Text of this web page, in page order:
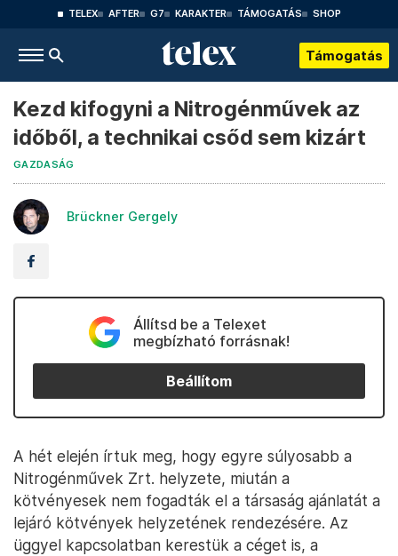
TELEX AFTER G7 KARAKTER TÁMOGATÁS SHOP
Támogatás
Kezd kifogyni a Nitrogénművek az
időből, a technikai csőd sem kizárt
GAZDASÁG
Brückner Gergely
Állítsd be a Telexet
megbízható forrásnak!
Beállítom
A hét elején írtuk meg, hogy egyre súlyosabb a
Nitrogénművek Zrt. helyzete, miután a
kötvényesek nem fogadták el a társaság ajánlatát a
lejáró kötvények helyzetének rendezésére. Az
üggyel kapcsolatban kerestük a céget is, a